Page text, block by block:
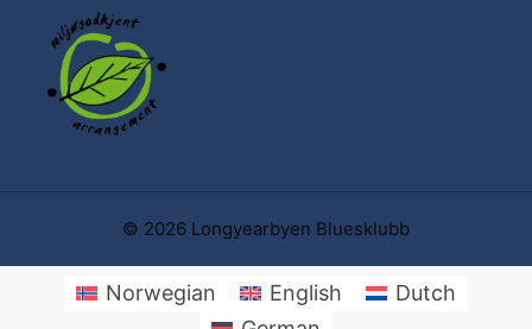
© 2026 Longyearbyen Bluesklubb
Norwegian English
Dutch